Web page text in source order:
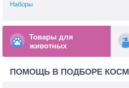
Наборы
Товары для
животных
ПОМОЩЬ В ПОДБОРЕ